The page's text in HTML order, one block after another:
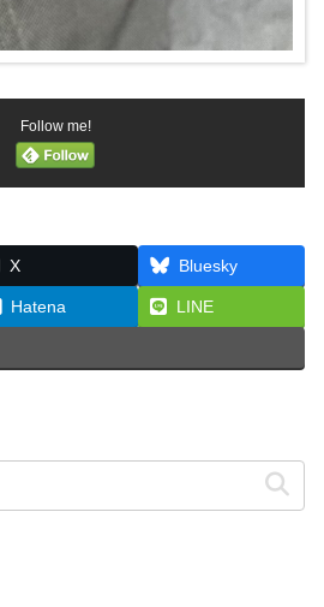
Follow me!
X Bluesky
Hatena LINE